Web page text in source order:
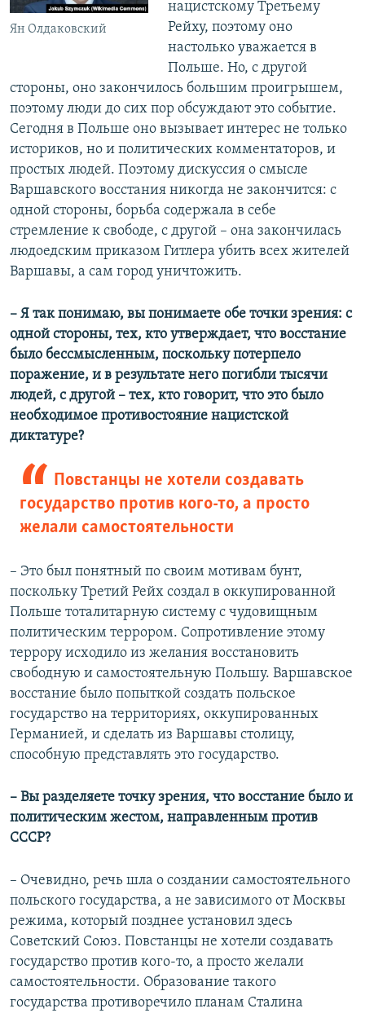
Ян Олдаковский
нацистскому Третьему
Рейху, поэтому оно
настолько уважается в
Польше. Но, с другой
стороны, оно закончилось большим проигрышем,
поэтому люди до сих пор обсуждают это событие.
Сегодня в Польше оно вызывает интерес не только
историков, но и политических комментаторов, и
простых людей. Поэтому дискуссия о смысле
Варшавского восстания никогда не закончится: с
одной стороны, борьба содержала в себе
стремление к свободе, с другой – она закончилась
людоедским приказом Гитлера убить всех жителей
Варшавы, а сам город уничтожить.
– Я так понимаю, вы понимаете обе точки зрения: с
одной стороны, тех, кто утверждает, что восстание
было бессмысленным, поскольку потерпело
поражение, и в результате него погибли тысячи
людей, с другой – тех, кто говорит, что это было
необходимое противостояние нацистской
диктатуре?
Повстанцы не хотели создавать
государство против кого-то, а просто
желали самостоятельности
– Это был понятный по своим мотивам бунт,
поскольку Третий Рейх создал в оккупированной
Польше тоталитарную систему с чудовищным
политическим террором. Сопротивление этому
террору исходило из желания восстановить
свободную и самостоятельную Польшу. Варшавское
восстание было попыткой создать польское
государство на территориях, оккупированных
Германией, и сделать из Варшавы столицу,
способную представлять это государство.
– Вы разделяете точку зрения, что восстание было и
политическим жестом, направленным против
СССР?
– Очевидно, речь шла о создании самостоятельного
польского государства, а не зависимого от Москвы
режима, который позднее установил здесь
Советский Союз. Повстанцы не хотели создавать
государство против кого-то, а просто желали
самостоятельности. Образование такого
государства противоречило планам Сталина